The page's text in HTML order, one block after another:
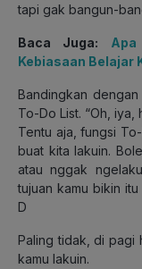
tapi gak bangun-
Baca Juga:
Kebiasaan Belajar
Bandingkan
To-Do List. “Oh,
Tentu aja, fungsi
buat kita lakuin.
atau nggak
tujuan kamu bikin itu
D
Paling tidak, di pagi
kamu lakuin.